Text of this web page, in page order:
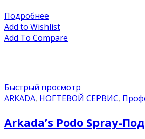
Подробнее
Add to Wishlist
Add To Compare
Быстрый просмотр
ARKADA, НОГТЕВОЙ СЕРВИС,
Arkada’s Podo Spray-